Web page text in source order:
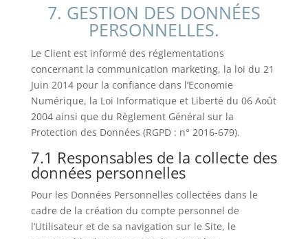
7. GESTION DES DONNÉES
PERSONNELLES.
Le Client est informé des réglementations
concernant la communication marketing, la loi du 21
Juin 2014 pour la confiance dans l’Economie
Numérique, la Loi Informatique et Liberté du 06 Août
2004 ainsi que du Règlement Général sur la
Protection des Données (RGPD : n° 2016-679).
7.1 Responsables de la collecte des
données personnelles
Pour les Données Personnelles collectées dans le
cadre de la création du compte personnel de
l’Utilisateur et de sa navigation sur le Site, le